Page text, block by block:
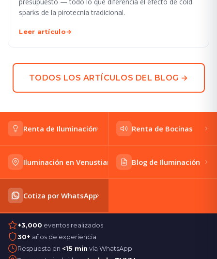
presupuesto — todo lo que diferencia el efecto de cold
sparks de la pirotecnia tradicional.
Leer artículo→
TODOS LOS ARTÍCULOS DEL BLOG →
Renta de Iluminación Renta de Bocinas
Iluminación en Venustiano CarranzaBlog de Iluminación
Cotiza por WhatsApp
+3,000 eventos realizados
30+ años de experiencia
Respuesta en <15 min vía WhatsApp